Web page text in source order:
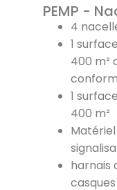
PEMP -
4
1
400 m²
1
400 m²
harnais